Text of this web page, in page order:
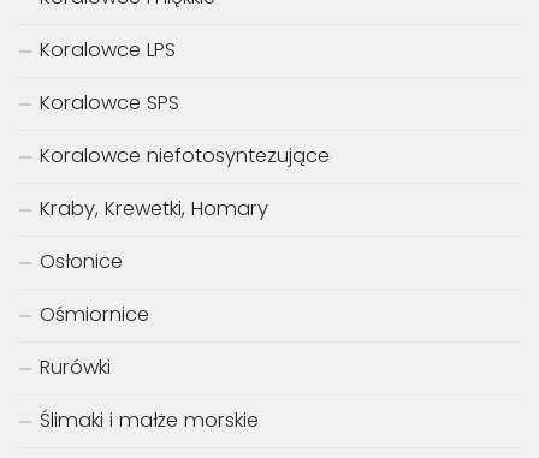
Koralowce LPS
Koralowce SPS
Koralowce niefotosyntezujące
Kraby, Krewetki, Homary
Osłonice
Ośmiornice
Rurówki
Ślimaki i małże morskie